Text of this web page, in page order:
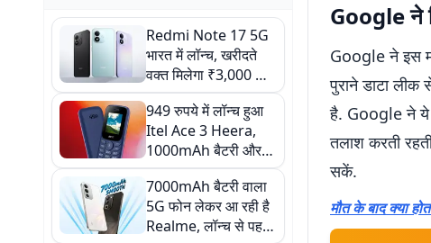
Redmi Note 17 5G
भारत में लॉन्च, खरीदते
वक्त मिलेगा ₹3,000 का
इंस्टेंट डिस्काउंट, देखें
कीमत-खासियत
949 रुपये में लॉन्च हुआ
Itel Ace 3 Heera,
1000mAh बैटरी और
हिंदी बोलने वाला Voice
Assistant भी मिलेगा
7000mAh बैटरी वाला
5G फोन लेकर आ रही है
Realme, लॉन्च से पहले
Google ने
Google ने इस
पुराने डाटा
है. Google ने ये
तलाश करती
सकें.
मौत के बाद क्या